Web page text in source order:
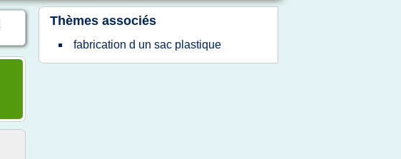
Thèmes associés
fabrication d un sac plastique